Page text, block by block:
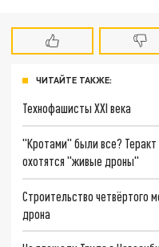
ЧИТАЙТЕ ТАКЖЕ:
Технофашисты XXI века
"Кротами" были все? Теракт
охотятся "живые дроны"
Строительство четвёртого
дрона